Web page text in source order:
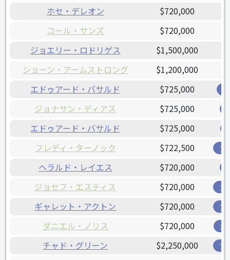
ホセ・デレオン $720,000
コール・サンズ $720,000
ジョエリー・ロドリゲス $1,500,000
ショーン・アームストロング
$1,200,000
エドゥアード・バサルド
$725,000
ジョナサン・ディアス $725,000
エドゥアード・バサルド $725,000
フレディ・ターノック $722,500 ア
ヘラルド・レイエス $720,000
ジョセフ・エスティス $720,000 ア
ギャレット・アクトン $720,000 ア
ダニエル・ノリス $720,000 ガ
チャド・グリーン $2,250,000 ブ